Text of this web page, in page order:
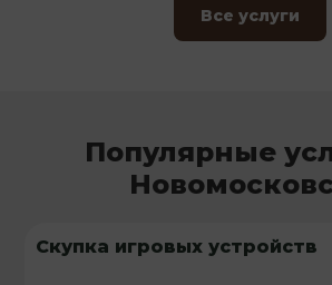
Все услуги
Популярные
Скупка игровых устройств